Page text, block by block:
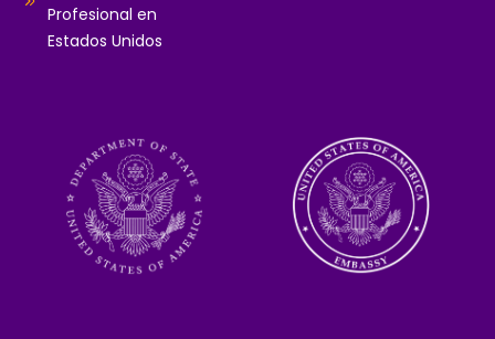
Profesional en
Estados Unidos